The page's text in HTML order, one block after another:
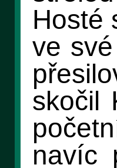
Hosté
ve
skočil
navíc